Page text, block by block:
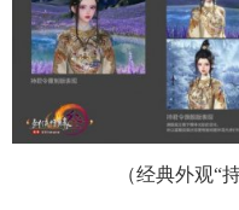
（经典外观“持